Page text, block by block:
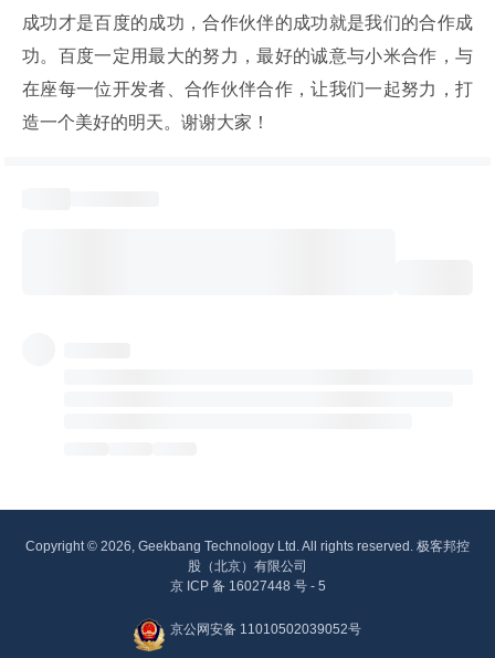
成功才是百度的成功，合作伙伴的成功就是我们的合作成
功。百度一定用最大的努力，最好的诚意与小米合作，与
在座每一位开发者、合作伙伴合作，让我们一起努力，打
造一个美好的明天。谢谢大家！
Copyright © 2026, Geekbang Technology Ltd. All rights reserved. 极客邦控
股（北京）有限公司
京 ICP 备 16027448 号 - 5
京公网安备 11010502039052号